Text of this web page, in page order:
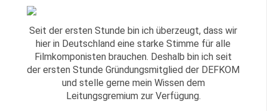
Seit der ersten Stunde bin ich überzeugt, dass wir
hier in Deutschland eine starke Stimme für alle
Filmkomponisten brauchen. Deshalb bin ich seit
der ersten Stunde Gründungsmitglied der DEFKOM
und stelle gerne mein Wissen dem
Leitungsgremium zur Verfügung.